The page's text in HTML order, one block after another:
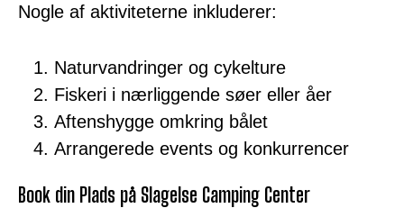
Nogle af aktiviteterne inkluderer:
Naturvandringer og cykelture
Fiskeri i nærliggende søer eller åer
Aftenshygge omkring bålet
Arrangerede events og konkurrencer
Book din Plads på Slagelse Camping Center